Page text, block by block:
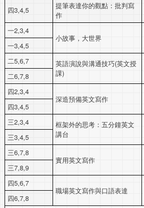
四3,4,5
提筆表達你的觀點：批判寫
作
一2,3,4
小故事，大世界
一3,4,5
二5,6,7
英語演說與溝通技巧(英文授
課)
二6,7,8
四2,3,4
深造預備英文寫作
四3,4,5
三2,3,4
框架外的思考：五分鐘英文
講台
三3,4,5
三6,7,8
實用英文寫作
三7,8,9
四5,6,7
職場英文寫作與口語表達
四6,7,8